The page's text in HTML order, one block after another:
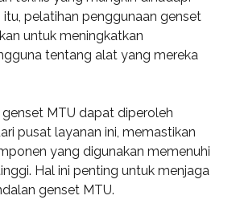
itu, pelatihan penggunaan genset
untuk meningkatkan
tentang alat yang mereka
MTU dapat diperoleh
pusat layanan ini, memastikan
yang digunakan memenuhi
Hal ini penting untuk menjaga
genset MTU.